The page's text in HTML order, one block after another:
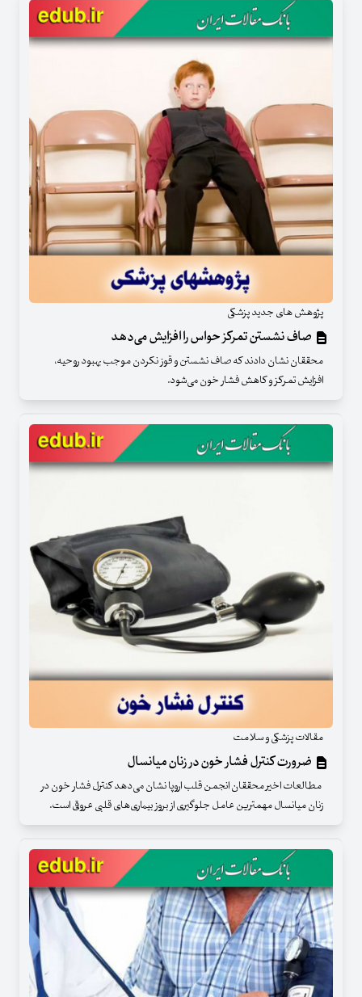
پژوهش های جدید پزشکی
صاف نشستن تمرکز حواس را افزایش می‌دهد
محققان نشان دادند که صاف نشستن و قوز نکردن موجب بهبود روحیه،
افزایش تمرکز و کاهش فشار خون می‌شود.
مقالات پزشکی و سلامت
ضرورت کنترل فشار خون در زنان میانسال
مطالعات اخیر محققان انجمن قلب اروپا نشان می‌دهد کنترل فشار خون در
زنان میانسال مهمترین عامل جلوگیری از بروز بیماری‌های قلبی عروقی است.